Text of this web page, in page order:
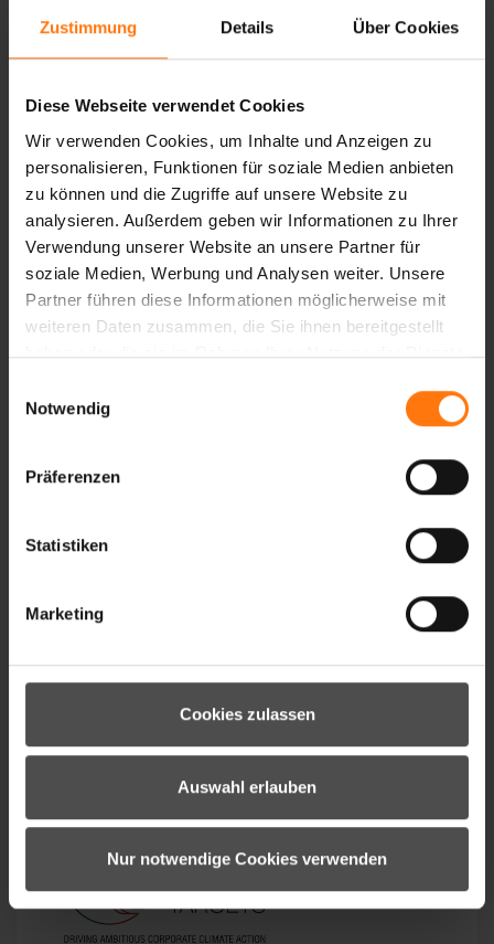
Zustimmung Details Über Cookies
Diese Webseite verwendet Cookies
Wir verwenden Cookies, um Inhalte und Anzeigen zu
personalisieren, Funktionen für soziale Medien anbieten
zu können und die Zugriffe auf unsere Website zu
analysieren. Außerdem geben wir Informationen zu Ihrer
Verwendung unserer Website an unsere Partner für
soziale Medien, Werbung und Analysen weiter. Unsere
Partner führen diese Informationen möglicherweise mit
weiteren Daten zusammen, die Sie ihnen bereitgestellt
haben oder die sie im Rahmen Ihrer Nutzung der Dienste
Notwendig
Präferenzen
Statistiken
Marketing
Cookies zulassen
Auswahl erlauben
Nur notwendige Cookies verwenden
Multifunktionshandschuh
DAS KÖNNTE SIE AUCH INTERESSIEREN